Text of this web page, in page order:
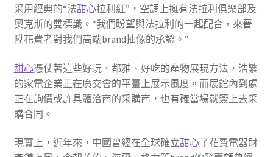
采用經典的“法甜心拉利紅”，空調上擁有法拉利俱樂部及
奧克斯的雙標識。“我們盼望與法拉利的一起配合，來晉
陞花費者對我們高端brand抽像的承認。”
甜心憑仗著這些好玩、都雅、好吃的產物展現方法，浩繁
的家電企業正在廣交會的平臺上展示風度。而展館內到處
正在詢價或許具體洽商的采購商，也有確當場就簽上去采
購合同。
現實上，近年來，中國曾經在全球確立甜心了花費電器財